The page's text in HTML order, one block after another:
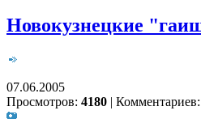
Новокузнецкие
07.06.2005
Просмотров: 4180 | Комментариев: